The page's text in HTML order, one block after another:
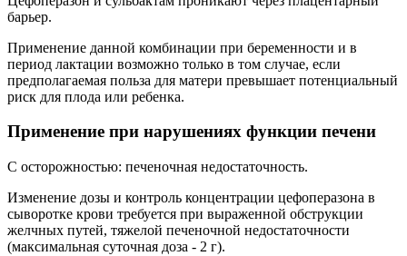
барьер.
Применение данной комбинации при беременности и в
период лактации возможно только в том случае, если
предполагаемая польза для матери превышает потенциальный
риск для плода или ребенка.
Применение при нарушениях функции печени
C осторожностью: печеночная недостаточность.
Изменение дозы и контроль концентрации цефоперазона в
сыворотке крови требуется при выраженной обструкции
желчных путей, тяжелой печеночной недостаточности
(максимальная суточная доза - 2 г).